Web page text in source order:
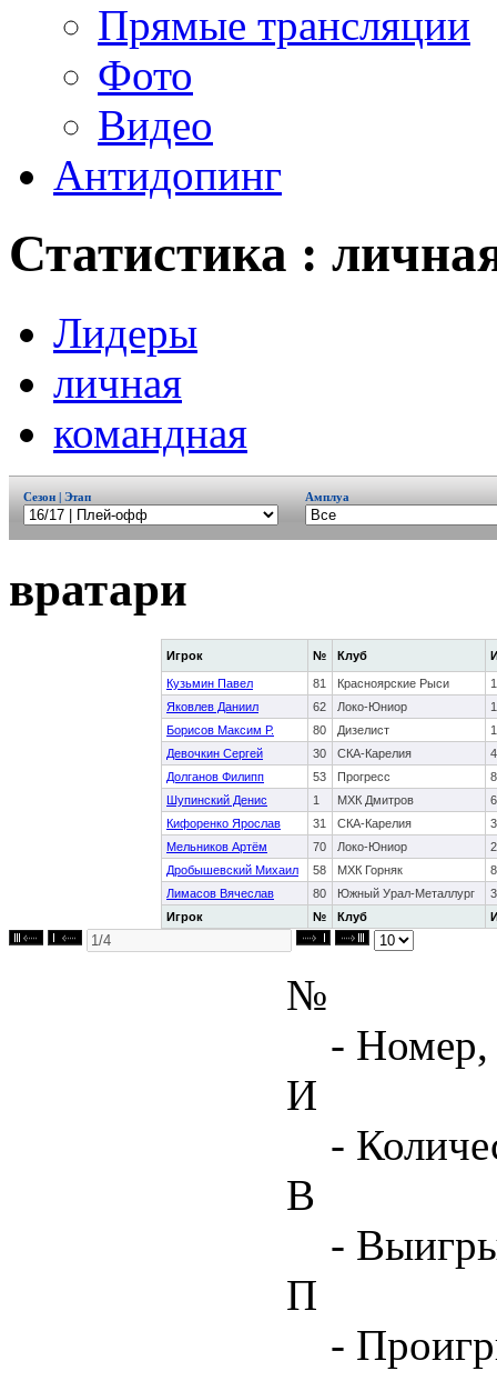
Прямые трансляции
Фото
Видео
Антидопинг
Статистика :
Лидеры
личная
командная
Сезон | Этап Амплуа
вратари
Игрок № Клуб
Игрок № Клуб
Кузьмин Павел 81 Красноярские Рыси
1
Яковлев Даниил
62 Локо-Юниор
Борисов Максим Р.
80 Дизелист
Девочкин Сергей
30 СКА-Карелия
4
Долганов Филипп
53 Прогресс
8
Шупинский Денис
1 МХК Дмитров
6
Кифоренко Ярослав
31 СКА-Карелия
3
Мельников Артём
70 Локо-Юниор
2
Дробышевский Михаил
58 МХК Горняк
8
Лимасов Вячеслав
80 Южный Урал-Металлург 3
№
- Номер,
И
-
В
-
П
-